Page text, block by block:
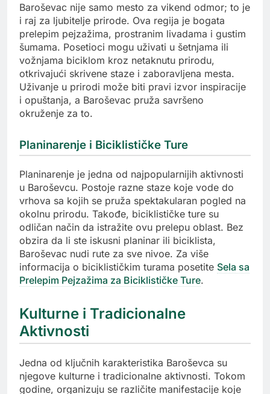
Baroševac nije samo mesto za vikend odmor; to je
i raj za ljubitelje prirode. Ova regija je bogata
prelepim pejzažima, prostranim livadama i gustim
šumama. Posetioci mogu uživati u šetnjama ili
vožnjama biciklom kroz netaknutu prirodu,
otkrivajući skrivene staze i zaboravljena mesta.
Uživanje u prirodi može biti pravi izvor inspiracije
i opuštanja, a Baroševac pruža savršeno
okruženje za to.
Planinarenje i Biciklističke Ture
Planinarenje je jedna od najpopularnijih aktivnosti
u Baroševcu. Postoje razne staze koje vode do
vrhova sa kojih se pruža spektakularan pogled na
okolnu prirodu. Takođe, biciklističke ture su
odličan način da istražite ovu prelepu oblast. Bez
obzira da li ste iskusni planinar ili biciklista,
Baroševac nudi rute za sve nivoe. Za više
informacija o biciklističkim turama posetite Sela sa
Prelepim Pejzažima za Biciklističke Ture.
Kulturne i Tradicionalne
Aktivnosti
Jedna od ključnih karakteristika Baroševca su
njegove kulturne i tradicionalne aktivnosti. Tokom
godine, organizuju se različite manifestacije koje